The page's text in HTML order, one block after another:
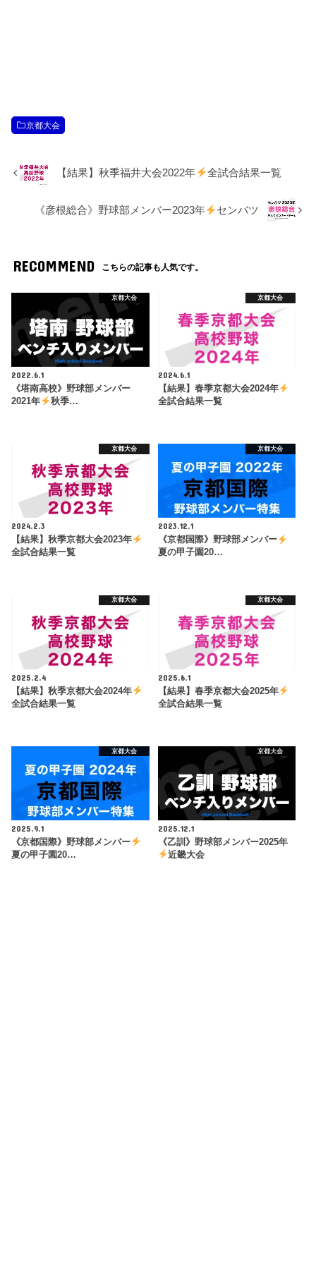
京都大会
【結果】秋季福井大会2022年 全試合結果一覧
《彦根総合》野球部メンバー2023年 センバツ
RECOMMEND こちらの記事も人気です。
京都大会
2022.6.1
《塔南高校》野球部メンバー
2021年
秋季…
京都大会
2024.6.1
【結果】春季京都大会2024年
全試合結果一覧
京都大会
2024.2.3
【結果】秋季京都大会2023年
全試合結果一覧
京都大会
2023.12.1
《京都国際》野球部メンバー
夏の甲子園20…
京都大会
2025.2.4
【結果】秋季京都大会2024年
全試合結果一覧
京都大会
2025.6.1
【結果】春季京都大会2025年
全試合結果一覧
京都大会
2025.9.1
《京都国際》野球部メンバー
夏の甲子園20…
京都大会
2025.12.1
《乙訓》野球部メンバー2025年
近畿大会